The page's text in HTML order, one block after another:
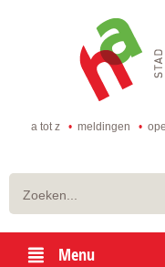
a tot z meldingen
Menu